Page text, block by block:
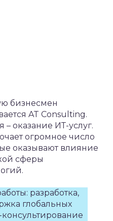
бизнесмен
AT Consulting.
оказание ИТ-услуг.
огромное число
оказывают влияние
сферы
разработка,
глобальных